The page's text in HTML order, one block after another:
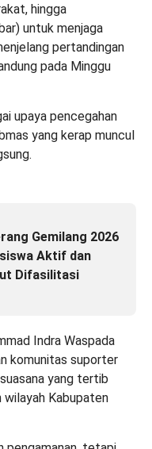
hingga
untuk menjaga
pertandingan
pada Minggu
upaya pencegahan
yang kerap muncul
Gemilang 2026
Aktif dan
Difasilitasi
Indra Waspada
komunitas suporter
yang tertib
wilayah Kabupaten